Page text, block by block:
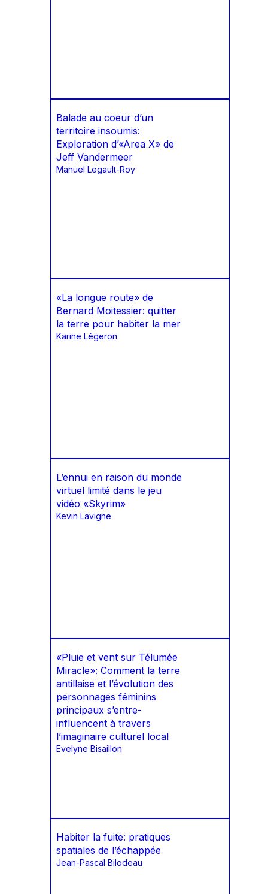
Balade au coeur d’un
territoire insoumis:
Exploration d’«Area X» de
Jeff Vandermeer
Manuel Legault-Roy
«La longue route» de
Bernard Moitessier: quitter
la terre pour habiter la mer
Karine Légeron
L’ennui en raison du monde
virtuel limité dans le jeu
vidéo «Skyrim»
Kevin Lavigne
«Pluie et vent sur Télumée
Miracle»: Comment la terre
antillaise et l’évolution des
personnages féminins
principaux s’entre-
influencent à travers
l’imaginaire culturel local
Evelyne Bisaillon
Habiter la fuite: pratiques
spatiales de l’échappée
Jean-Pascal Bilodeau